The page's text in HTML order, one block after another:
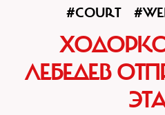
#COURT
ЛЕБЕДЕВ